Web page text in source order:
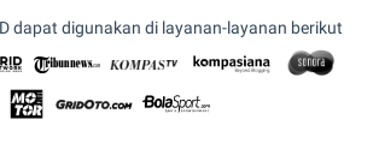
dapat digunakan di layanan-layanan berikut